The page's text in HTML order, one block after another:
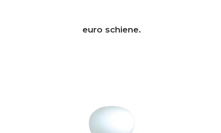
euro schiene.